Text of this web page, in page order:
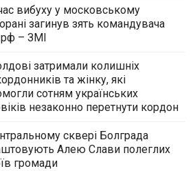
вибуху у московському
загинув зять командувача
– ЗМІ
затримали колишніх
та жінку, які
сотням українських
незаконно перетнути кордон
сквері Болграда
Алею Слави полеглих
громади